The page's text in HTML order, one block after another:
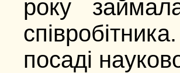
року
посаді